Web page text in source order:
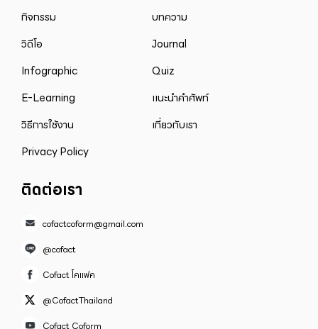
กิจกรรม
บทความ
วิดีโอ
Journal
Infographic
Quiz
E-Learning
แนะนำคำศัพท์
วิธีการใช้งาน
เกี่ยวกับเรา
Privacy Policy
ติดต่อเรา
cofactcoform@gmail.com
@cofact
Cofact โคแฟค
@CofactThailand
Cofact Coform